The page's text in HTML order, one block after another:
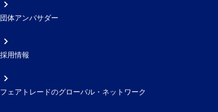
団体アンバサダー
採用情報
フェアトレードのグローバル・ネットワーク